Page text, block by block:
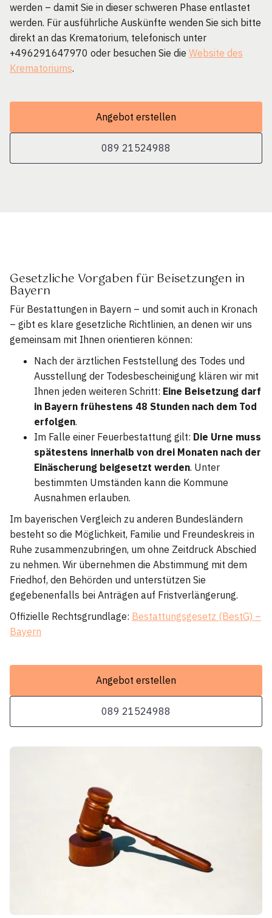
werden – damit Sie in dieser schweren Phase entlastet
werden. Für ausführliche Auskünfte wenden Sie sich bitte
direkt an das Krematorium, telefonisch unter
+496291647970 oder besuchen Sie die Website des
Krematoriums.
Angebot erstellen
089 21524988
Gesetzliche Vorgaben für Beisetzungen in
Bayern
Für Bestattungen in Bayern – und somit auch in Kronach
– gibt es klare gesetzliche Richtlinien, an denen wir uns
gemeinsam mit Ihnen orientieren können:
Nach der ärztlichen Feststellung des Todes und
Ausstellung der Todesbescheinigung klären wir mit
Ihnen jeden weiteren Schritt: Eine Beisetzung darf
in Bayern frühestens 48 Stunden nach dem Tod
erfolgen.
Im Falle einer Feuerbestattung gilt: Die Urne muss
spätestens innerhalb von drei Monaten nach der
Einäscherung beigesetzt werden. Unter
bestimmten Umständen kann die Kommune
Ausnahmen erlauben.
Im bayerischen Vergleich zu anderen Bundesländern
besteht so die Möglichkeit, Familie und Freundeskreis in
Ruhe zusammenzubringen, um ohne Zeitdruck Abschied
zu nehmen. Wir übernehmen die Abstimmung mit dem
Friedhof, den Behörden und unterstützen Sie
gegebenenfalls bei Anträgen auf Fristverlängerung.
Offizielle Rechtsgrundlage: Bestattungsgesetz (BestG) –
Bayern
Angebot erstellen
089 21524988